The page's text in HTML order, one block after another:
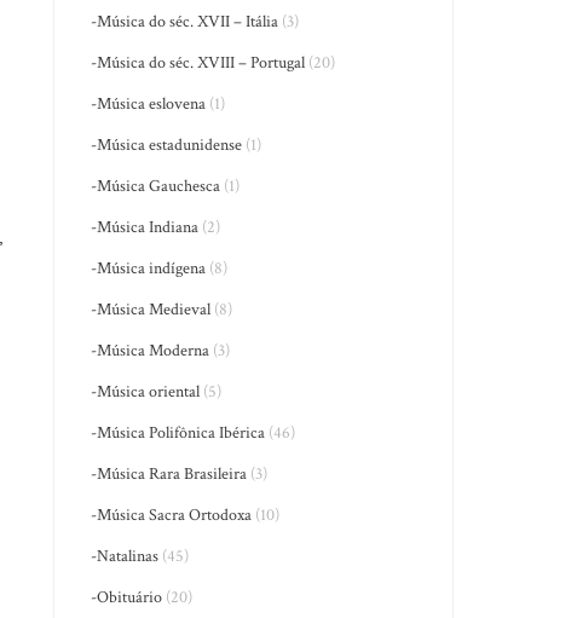
-Música do séc. XVII – Itália (3)
-Música do séc. XVIII – Portugal (20)
-Música eslovena (1)
-Música estadunidense (1)
-Música Gauchesca (1)
-Música Indiana (2)
-Música indígena (8)
-Música Medieval (8)
-Música Moderna (3)
-Música oriental (5)
-Música Polifônica Ibérica (46)
-Música Rara Brasileira (3)
-Música Sacra Ortodoxa (10)
-Natalinas (45)
-Obituário (20)